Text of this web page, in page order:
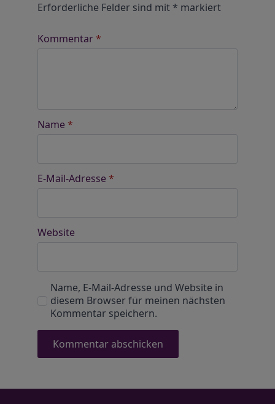
Erforderliche Felder sind mit* markiert
Kommentar*
Name *
E-Mail-Adresse *
Website
Name, E-Mail-Adresse und Website in
diesem Browser für meinen nächsten
Kommentar speichern.